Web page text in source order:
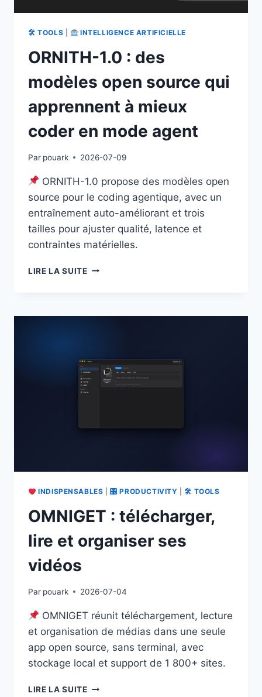
🛠 TOOLS INTELLIGENCE ARTIFICIELLE
ORNITH-1.0 : des
modèles open source qui
apprennent à mieux
coder en mode agent
Par pouark 2026-07-09
ORNITH-1.0 propose des modèles open
source pour le coding agentique, avec un
entraînement auto-améliorant et trois
tailles pour ajuster qualité, latence et
contraintes matérielles.
LIRE LA SUITEORNITH-
MODÈLES
APPRENNENT
À
MIEUX
MODE
INDISPENSABLES |🎛 PRODUCTIVITY 🛠 TOOLS
OMNIGET : télécharger,
lire et organiser ses
vidéos
Par pouark 2026-07-04
OMNIGET réunit téléchargement, lecture
et organisation de médias dans une seule
app open source, sans terminal, avec
stockage local et support de 1 800+ sites.
LIRE LA SUITEOMNIGET